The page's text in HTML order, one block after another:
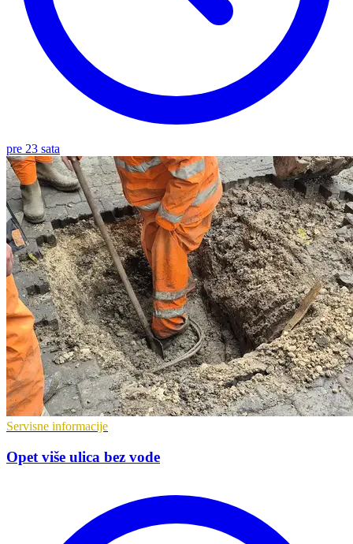
pre 23 sata
Servisne informacije
Opet više ulica bez vode